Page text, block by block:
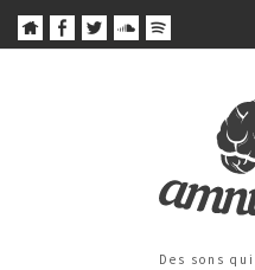
Des sons